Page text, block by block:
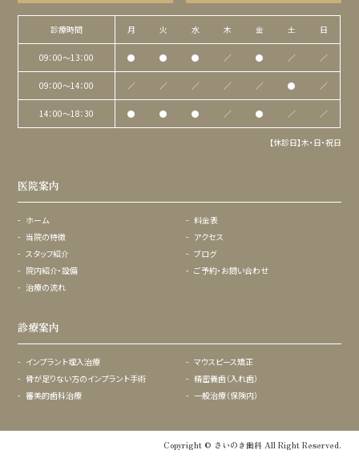
診療時間 月 火 水 木 金 土 日
09：00〜13：00 ● ● ● ／ ● ／ ／
09：00〜14：00 ／ ／ ／ ／ ／ ● ／
14：00〜18：30 ● ● ● ／ ● ／ ／
【休診日】木・日・祝日
医院案内
ホーム
料金表
当院の特徴
アクセス
スタッフ紹介
ブログ
院内紹介・設備
ご予約・お問い合わせ
治療の流れ
診療案内
インプラント埋入治療
マウスピース矯正
骨が足りない方のインプラント手術
精密義歯（入れ歯）
審美的歯科治療
一般治療（保険内）
Copyright © さいのき歯科 All Right Reserved.